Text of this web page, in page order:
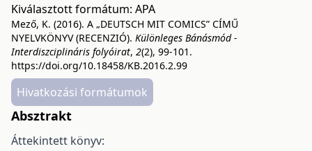
Kiválasztott formátum: APA
Mező, K. (2016). A „DEUTSCH MIT COMICS” CÍMŰ
NYELVKÖNYV (RECENZIÓ). Különleges Bánásmód -
Interdiszciplináris folyóirat, 2(2), 99-101.
https://doi.org/10.18458/KB.2016.2.99
Hivatkozási formátumok
Absztrakt
Áttekintett könyv: